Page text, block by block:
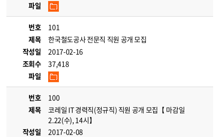
파일
번호
101
제목
한국철도공사 전문직 직원 공개 모집
작성일
2017-02-16
조회수
37,418
파일
번호
100
제목
코레일 IT 경력직(정규직) 직원 공개 모집【 마감일
2.22(수), 14시】
작성일
2017-02-08